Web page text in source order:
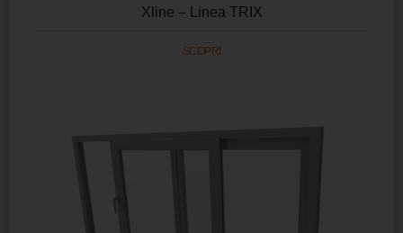
Xline – Linea TRIX
SCOPRI